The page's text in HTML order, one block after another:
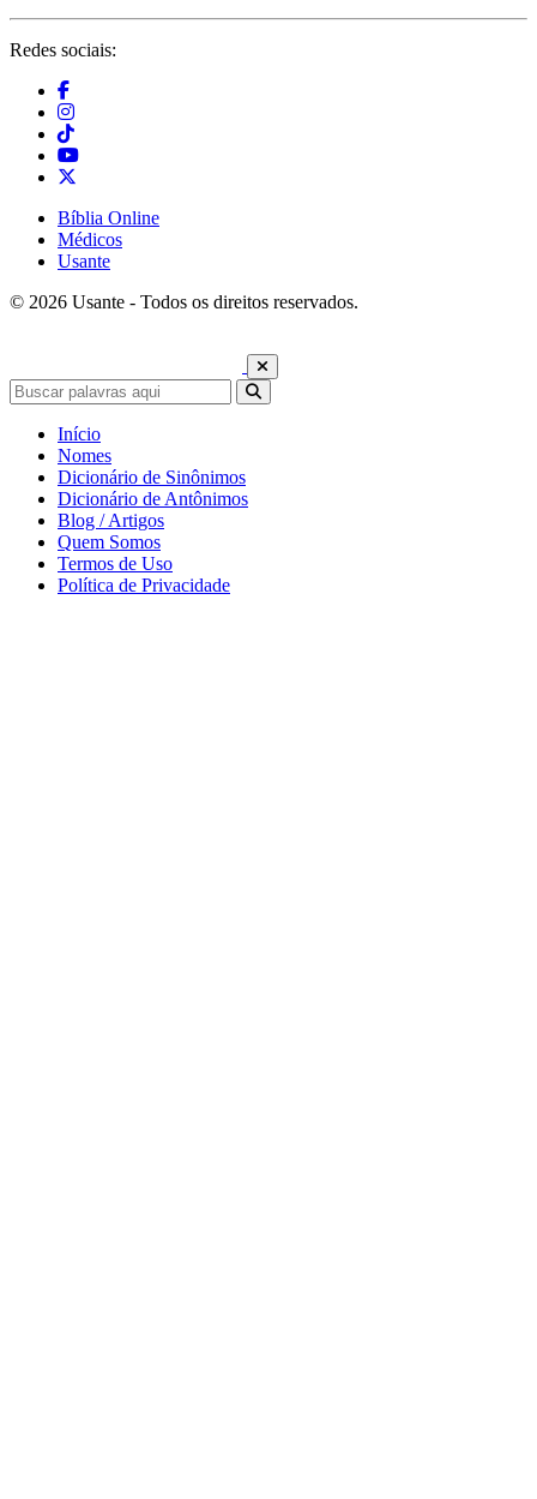
Redes sociais:
Bíblia Online
Médicos
Usante
© 2026 Usante - Todos os direitos reservados.
Início
Nomes
Dicionário de Sinônimos
Dicionário de Antônimos
Blog / Artigos
Quem Somos
Termos de Uso
Política de Privacidade